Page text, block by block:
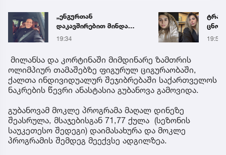
„ენგურთან
დაკავშირებით მინდა
ვთქვა...“ - გოგა მანიას
წინასწარმეტყველება
19:34 19:58
მილანსა და კორტინაში მიმდინარე ზამთრის
ოლიმპიურ თამაშებზე ფიგურულ ციგურაობაში,
ქალთა ინდივიდუალურ შეჯიბრებაში საქართველოს
ნაკრების წევრი ანასტასია გუბანოვა გამოვიდა.
გუბანოვამ მოკლე პროგრამა მაღალ დინეზე
შეასრულა, მსაჯებისგან 71,77 ქულა (სეზონის
საუკეთესო შედეგი) დაიმასახურა და მოკლე
პროგრამის შემდეგ მეექვსე ადგილზეა.